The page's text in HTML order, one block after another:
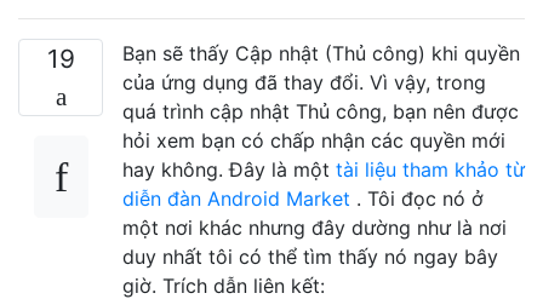
19
Bạn sẽ thấy Cập nhật (Thủ công) khi quyền
của ứng dụng đã thay đổi. Vì vậy, trong
quá trình cập nhật Thủ công, bạn nên được
hỏi xem bạn có chấp nhận các quyền mới
hay không. Đây là một tài liệu tham khảo từ
diễn đàn Android Market . Tôi đọc nó ở
một nơi khác nhưng đây dường như là nơi
duy nhất tôi có thể tìm thấy nó ngay bây
giờ. Trích dẫn liên kết: